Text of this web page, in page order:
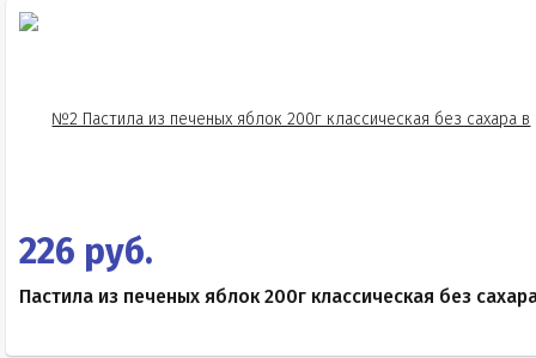
226 руб.
Пастила из печеных яблок 200г классическая без